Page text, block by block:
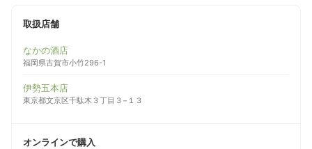
取扱店舗
なかの酒店
福岡県古賀市小竹296-1
伊勢五本店
東京都文京区千駄木３丁目３−１３
オンラインで購入